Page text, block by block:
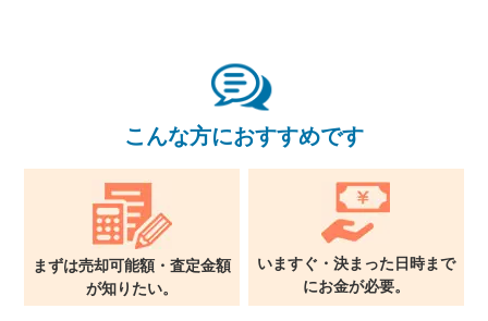
関西支社 0120-711-018
こんな方におすすめです
まずは売却可能額・査定金額
が知りたい。
いますぐ・決まった日時まで
にお金が必要。